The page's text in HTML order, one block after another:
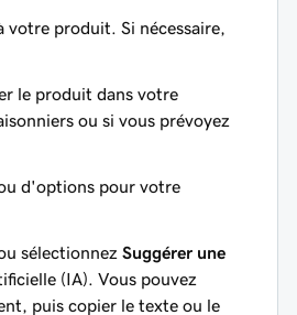
votre produit. Si nécessaire,
le produit dans votre
ou si vous prévoyez
d'options pour votre
sélectionnez Suggérer une
(IA). Vous pouvez
puis copier le texte ou le